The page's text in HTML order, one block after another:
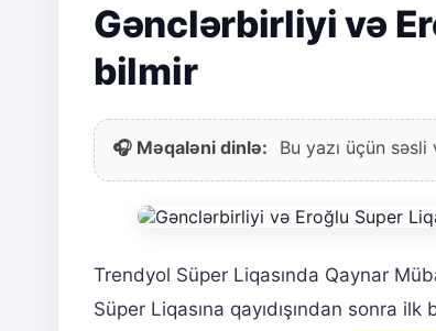
Gənclərbirliyi və
bilmir
🎧 Məqaləni dinlə: Bu yazı üçün səsli
Trendyol Süper Liqasında Qaynar
Süper Liqasına qayıdışından sonra